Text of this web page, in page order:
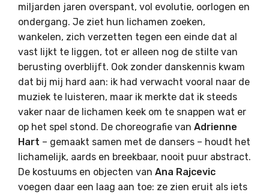
miljarden jaren overspant, vol evolutie, oorlogen en
ondergang. Je ziet hun lichamen zoeken,
wankelen, zich verzetten tegen een einde dat al
vast lijkt te liggen, tot er alleen nog de stilte van
berusting overblijft. Ook zonder danskennis kwam
dat bij mij hard aan: ik had verwacht vooral naar de
muziek te luisteren, maar ik merkte dat ik steeds
vaker naar de lichamen keek om te snappen wat er
op het spel stond. De choreografie van Adrienne
Hart – gemaakt samen met de dansers – houdt het
lichamelijk, aards en breekbaar, nooit puur abstract.
De kostuums en objecten van Ana Rajcevic
voegen daar een laag aan toe: ze zien eruit als iets